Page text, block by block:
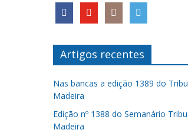
Artigos recentes
Nas bancas a edição 1389 do
Madeira
Edição nº 1388 do Semanário
Madeira